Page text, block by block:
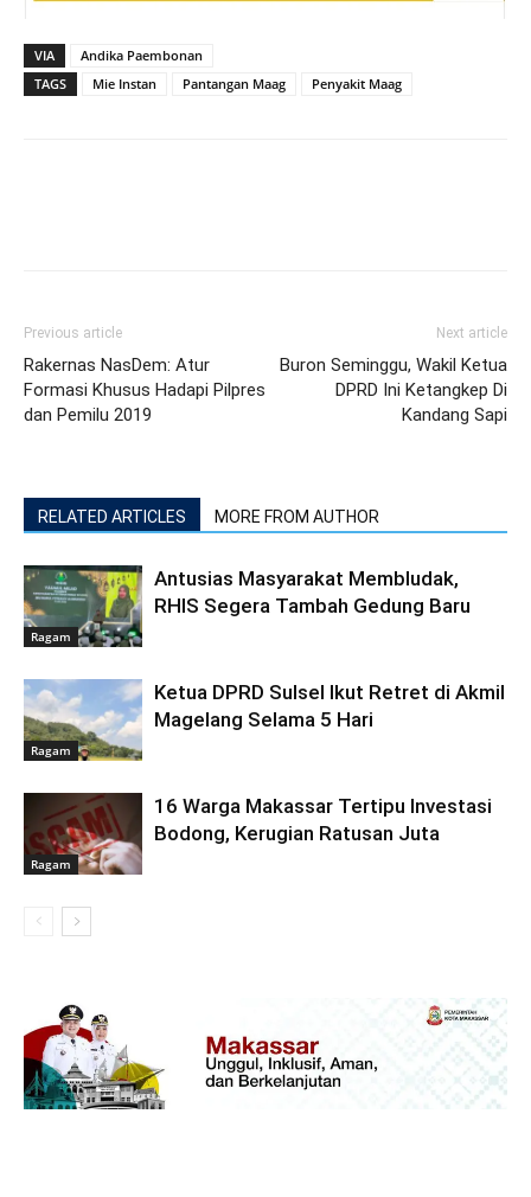
VIA
Andika Paembonan
TAGS
Mie Instan Pantangan Maag Penyakit Maag
Previous article
Rakernas NasDem: Atur
Formasi Khusus Hadapi Pilpres
dan Pemilu 2019
Next article
Buron Seminggu, Wakil Ketua
DPRD Ini Ketangkep Di
Kandang Sapi
RELATED ARTICLES MORE FROM AUTHOR
Ragam
Antusias Masyarakat Membludak,
RHIS Segera Tambah Gedung Baru
Ragam
Ketua DPRD Sulsel Ikut Retret di Akmil
Magelang Selama 5 Hari
Ragam
16 Warga Makassar Tertipu Investasi
Bodong, Kerugian Ratusan Juta